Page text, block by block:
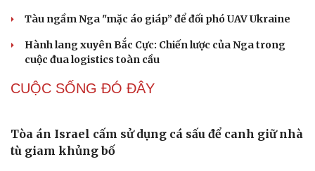
Tàu ngầm Nga "mặc áo giáp” để đối phó UAV Ukraine
Hành lang xuyên Bắc Cực: Chiến lược của Nga trong
cuộc đua logistics toàn cầu
CUỘC SỐNG ĐÓ ĐÂY
Tòa án Israel cấm sử dụng cá sấu để canh giữ nhà
tù giam khủng bố